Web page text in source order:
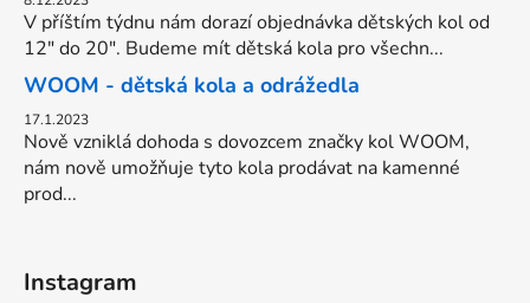
V příštím týdnu nám dorazí objednávka dětských kol od
12" do 20". Budeme mít dětská kola pro všechn...
WOOM - dětská kola a odrážedla
17.1.2023
Nově vzniklá dohoda s dovozcem značky kol WOOM,
nám nově umožňuje tyto kola prodávat na kamenné
prod...
Instagram